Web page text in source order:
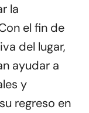
la
el fin de
del lugar,
ayudar a
y
regreso en